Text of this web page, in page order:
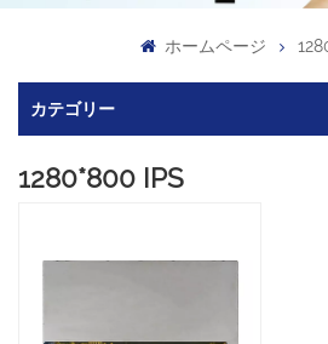
ホームページ
カテゴリー
1280*800 IPS